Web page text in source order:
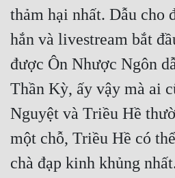
thảm hại nhất. Dẫu cho
hắn và livestream bắt
được Ôn Nhược Ngôn
Thần Kỳ, ấy vậy mà ai
Nguyệt và Triều Hề
một chỗ, Triều Hề có
chà đạp kinh khủng